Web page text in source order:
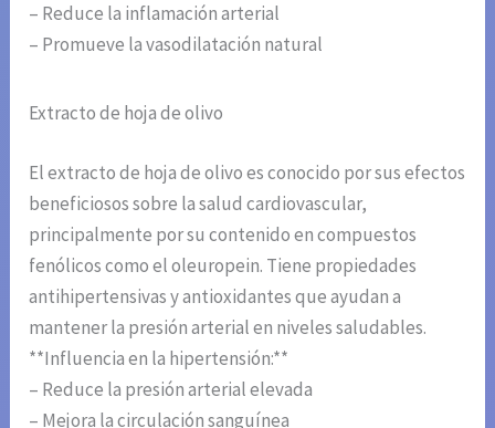
– Reduce la inflamación arterial
– Promueve la vasodilatación natural
Extracto de hoja de olivo
El extracto de hoja de olivo es conocido por sus efectos
beneficiosos sobre la salud cardiovascular,
principalmente por su contenido en compuestos
fenólicos como el oleuropein. Tiene propiedades
antihipertensivas y antioxidantes que ayudan a
mantener la presión arterial en niveles saludables.
**Influencia en la hipertensión:**
– Reduce la presión arterial elevada
– Mejora la circulación sanguínea